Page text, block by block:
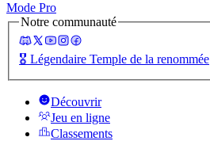
Mode Pro
Notre communauté
🎖️ Légendaire Temple de la renommée
Découvrir
Jeu en ligne
Classements